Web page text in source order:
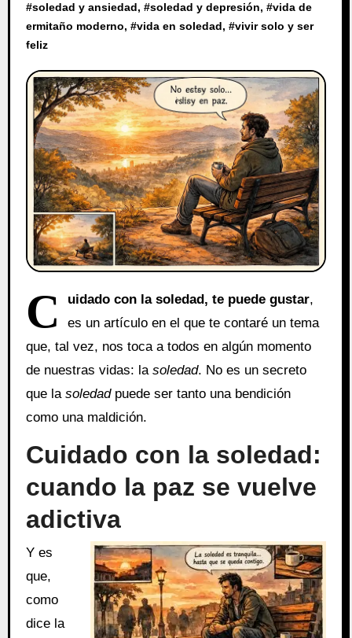
#soledad y ansiedad, #soledad y depresión, #vida de
ermitaño moderno, #vida en soledad, #vivir solo y ser
feliz
C uidado con la soledad, te puede gustar,
es un artículo en el que te contaré un tema
que, tal vez, nos toca a todos en algún momento
de nuestras vidas: la soledad. No es un secreto
que la soledadpuede ser tanto una bendición
como una maldición.
Cuidado con la soledad:
cuando la paz se vuelve
adictiva
Y es
que,
como
dice la